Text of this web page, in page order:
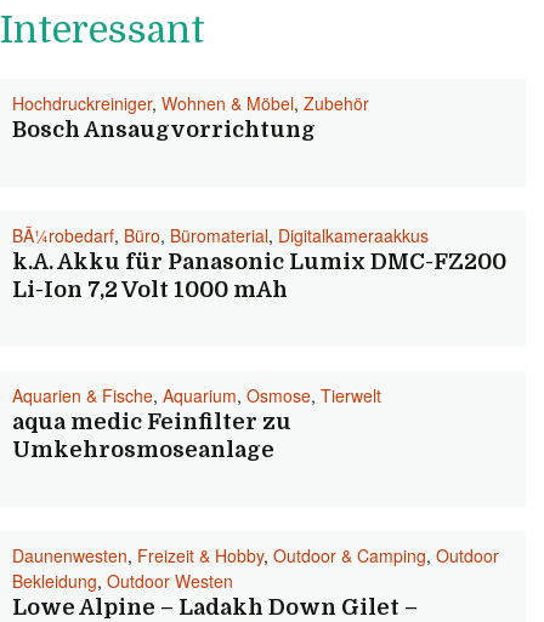
Interessant
Hochdruckreiniger, Wohnen & Möbel, Zubehör
Bosch Ansaugvorrichtung
BÃ¼robedarf, Büro, Büromaterial, Digitalkameraakkus
k.A. Akku für Panasonic Lumix DMC-FZ200
Li-Ion 7,2 Volt 1000 mAh
Aquarien & Fische, Aquarium, Osmose, Tierwelt
aqua medic Feinfilter zu
Umkehrosmoseanlage
Daunenwesten, Freizeit & Hobby, Outdoor & Camping, Outdoor
Bekleidung, Outdoor Westen
Lowe Alpine – Ladakh Down Gilet –